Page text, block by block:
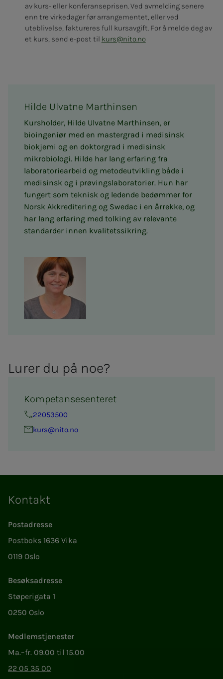
av kurs- eller konferanseprisen. Ved avmelding senere
enn tre virkedager før arrangementet, eller ved
uteblivelse, faktureres full kursavgift. For å melde deg av
et kurs, send e-post til kurs@nito.no
Hilde Ulvatne Marthinsen
Kursholder, Hilde Ulvatne Marthinsen, er
bioingeniør med en mastergrad i medisinsk
biokjemi og en doktorgrad i medisinsk
mikrobiologi. Hilde har lang erfaring fra
laboratoriearbeid og metodeutvikling både i
medisinsk og i prøvingslaboratorier. Hun har
fungert som teknisk og ledende bedømmer for
Norsk Akkreditering og Swedac i en årrekke, og
har lang erfaring med tolking av relevante
standarder innen kvalitetssikring.
Lu­­­rer du på noe?
Kompetansesenteret
22053500
kurs@nito.no
Kontakt
Postadresse
Postboks 1636 Vika
0119 Oslo
Besøksadresse
Støperigata 1
0250 Oslo
Medlemstjenester
Ma.–fr. 09.00 til 15.00
22 05 35 00